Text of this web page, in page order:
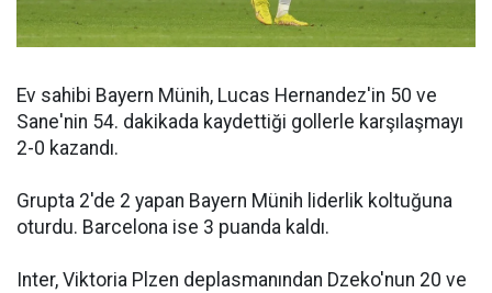
Ev sahibi Bayern Münih, Lucas Hernandez'in 50 ve
Sane'nin 54. dakikada kaydettiği gollerle karşılaşmayı
2-0 kazandı.
Grupta 2'de 2 yapan Bayern Münih liderlik koltuğuna
oturdu. Barcelona ise 3 puanda kaldı.
Inter, Viktoria Plzen deplasmanından Dzeko'nun 20 ve